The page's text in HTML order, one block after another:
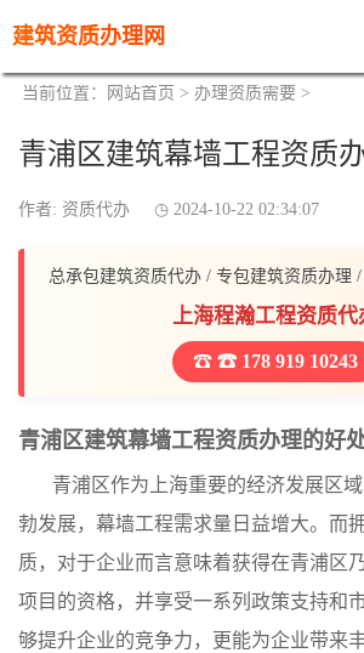
建筑资质办理网
当前位置： 网站首页 > 办理资质需要 >
青浦区建筑幕墙工程资质
作者: 资质代办 2024-10-22 02:34:07
总承包建筑资质代办 / 专包建筑资质办理
上海程瀚工程资质代
☎ 178 919 10243
青浦区建筑幕墙工程资质办理的好
青浦区作为上海重要的经济发展区
勃发展，幕墙工程需求量日益增大。而
质，对于企业而言意味着获得在青浦区
项目的资格，并享受一系列政策支持和
够提升企业的竞争力，更能为企业带来